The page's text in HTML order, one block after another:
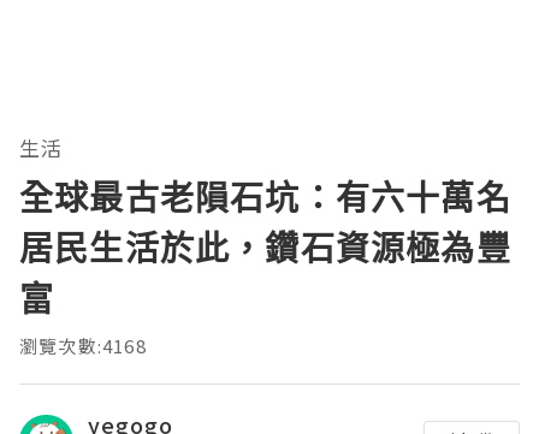
生活
全球最古老隕石坑：有六十萬名
居民生活於此，鑽石資源極為豐
富
瀏覽次數:4168
yegogo